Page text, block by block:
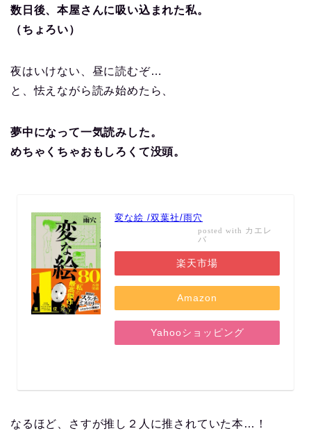
数日後、本屋さんに吸い込まれた私。
（ちょろい）
夜はいけない、昼に読むぞ…
と、怯えながら読み始めたら、
夢中になって一気読みした。
めちゃくちゃおもしろくて没頭。
変な絵 /双葉社/雨穴
posted with カエレ
バ
楽天市場
Amazon
Yahooショッピング
なるほど、さすが推し２人に推されていた本…！